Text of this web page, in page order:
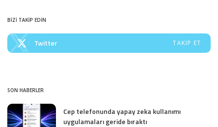
BİZİ TAKİP EDİN
Twitter TAKIP ET
SON HABERLER
Cep telefonunda yapay zeka kullanımı
uygulamaları geride bıraktı